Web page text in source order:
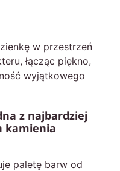
w przestrzeń
łącząc piękno,
wyjątkowego
z najbardziej
kamienia
paletę barw od